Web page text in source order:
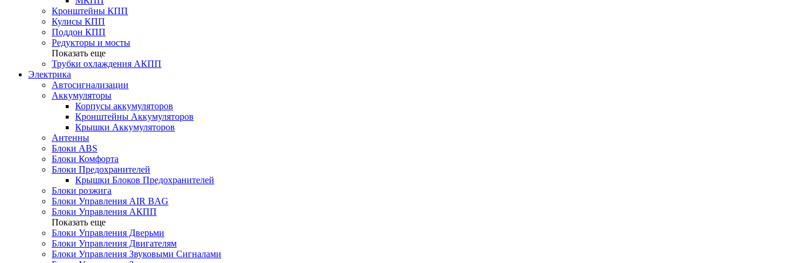
Кронштейны КПП
Кулисы КПП
Поддон КПП
Редукторы и мосты
Показать еще
Трубки охлаждения АКПП
Электрика
Автосигнализации
Аккумуляторы
Корпусы аккумуляторов
Кронштейны Аккумуляторов
Крышки Аккумуляторов
Антенны
Блоки ABS
Блоки Комфорта
Блоки Предохранителей
Крышки Блоков Предохранителей
Блоки розжига
Блоки Управления AIR BAG
Блоки Управления АКПП
Показать еще
Блоки Управления Дверьми
Блоки Управления Двигателям
Блоки Управления Звуковыми Сигналами